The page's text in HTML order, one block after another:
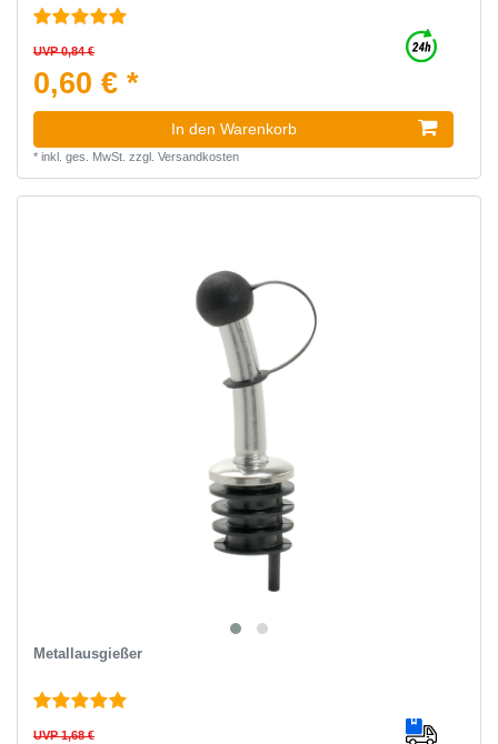
UVP 0,84 €
0,60 € *
In den Warenkorb
* inkl. ges. MwSt. zzgl. Versandkosten
Metallausgießer
UVP 1,68 €